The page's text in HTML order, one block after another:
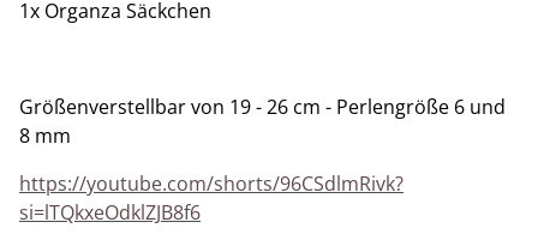
1x Organza Säckchen
Größenverstellbar von 19 - 26 cm - Perlengröße 6 und
8 mm
https://youtube.com/shorts/96CSdlmRivk?
si=lTQkxeOdklZJB8f6